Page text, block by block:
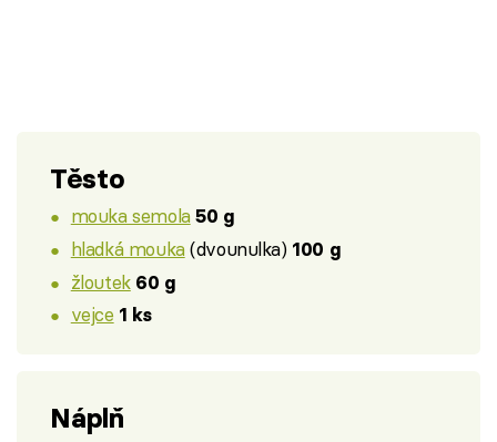
Těsto
mouka semola 50 g
hladká mouka(dvounulka) 100 g
žloutek 60 g
vejce 1 ks
Náplň